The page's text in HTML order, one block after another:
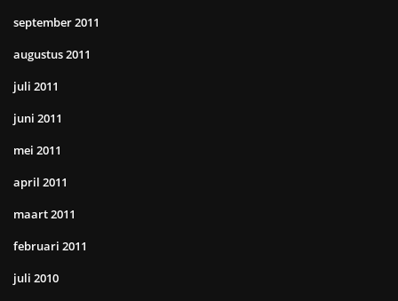
september 2011
augustus 2011
juli 2011
juni 2011
mei 2011
april 2011
maart 2011
februari 2011
juli 2010